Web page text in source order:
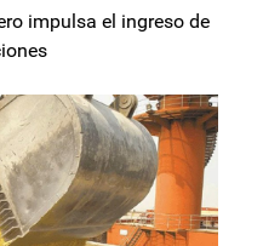
impulsa el ingreso de